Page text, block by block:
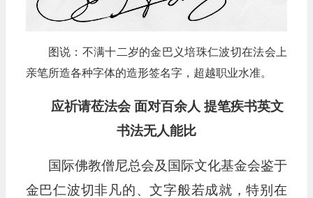
图说：不满十二岁的金巴义培珠仁波切在法会上
亲笔所造各种字体的造形签名字，超越职业水准。
应祈请莅法会 面对百余人 提笔疾书英文
书法无人能比
国际佛教僧尼总会及国际文化基金会鉴于
金巴仁波切非凡的、文字般若成就，特别在